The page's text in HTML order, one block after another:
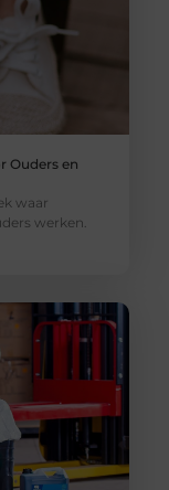
Ouders en
waar
werken.